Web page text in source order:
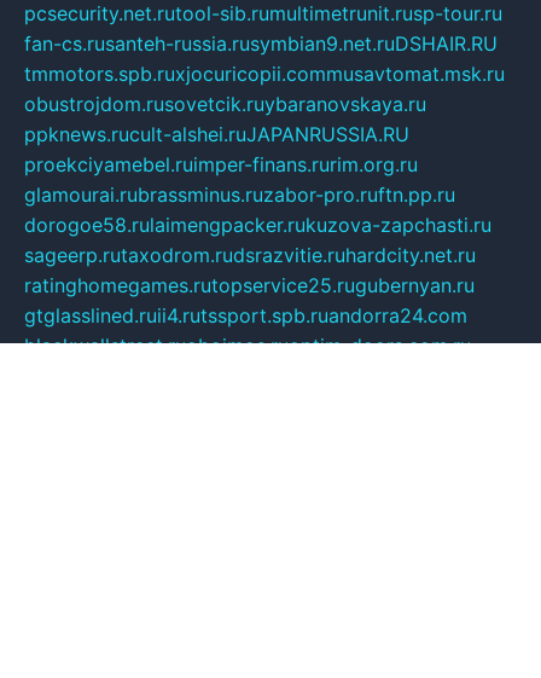
pcsecurity.net.rutool-sib.rumultimetrunit.rusp-tour.ru
fan-cs.rusanteh-russia.rusymbian9.net.ruDSHAIR.RU
tmmotors.spb.ruxjocuricopii.commusavtomat.msk.ru
obustrojdom.rusovetcik.ruybaranovskaya.ru
ppknews.rucult-alshei.ruJAPANRUSSIA.RU
proekciyamebel.ruimper-finans.rurim.org.ru
glamourai.rubrassminus.ruzabor-pro.ruftn.pp.ru
dorogoe58.rulaimengpacker.rukuzova-zapchasti.ru
sageerp.rutaxodrom.rudsrazvitie.ruhardcity.net.ru
ratinghomegames.rutopservice25.rugubernyan.ru
gtglasslined.ruii4.rutssport.spb.ruandorra24.com
blackwallstreet.ruoboimos.ruoptim-doors.com.ru